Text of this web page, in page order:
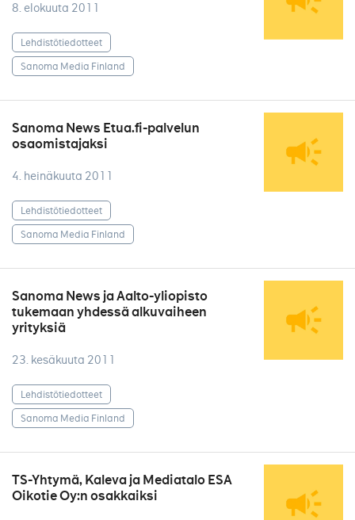
8. elokuuta 2011
Lehdistötiedotteet
Sanoma Media Finland
Sanoma News Etua.fi-palvelun
osaomistajaksi
4. heinäkuuta 2011
Lehdistötiedotteet
Sanoma Media Finland
Sanoma News ja Aalto-yliopisto
tukemaan yhdessä alkuvaiheen
yrityksiä
23. kesäkuuta 2011
Lehdistötiedotteet
Sanoma Media Finland
TS-Yhtymä, Kaleva ja Mediatalo ESA
Oikotie Oy:n osakkaiksi